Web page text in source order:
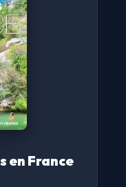
en France